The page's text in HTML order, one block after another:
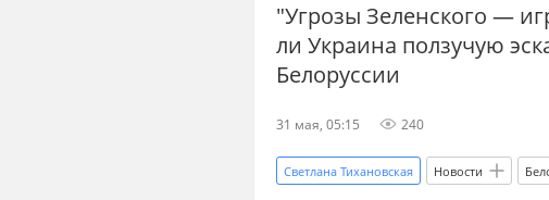
"Угрозы Зеленского —
ли Украина ползучую
Белоруссии
31 мая, 05:15 240
Светлана Тихановская Новости